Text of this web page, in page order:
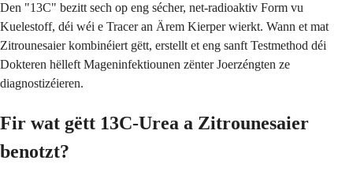
Den "13C" bezitt sech op eng sécher, net-radioaktiv Form vu
Kuelestoff, déi wéi e Tracer an Ärem Kierper wierkt. Wann et mat
Zitrounesaier kombinéiert gëtt, erstellt et eng sanft Testmethod déi
Dokteren hëlleft Mageninfektiounen zënter Joerzéngten ze
diagnostizéieren.
Fir wat gëtt 13C-Urea a Zitrounesaier
benotzt?